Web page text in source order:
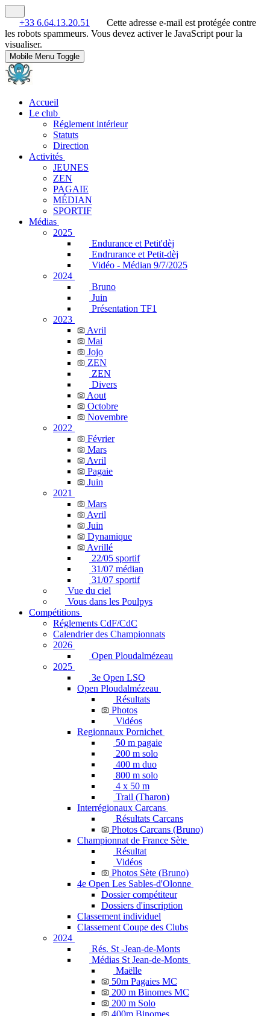
+33 6.64.13.20.51
Cette adresse e-mail est protégée contre
les robots spammeurs. Vous devez activer le JavaScript pour la
visualiser.
Mobile Menu Toggle
Accueil
Le club
Réglement intérieur
Statuts
Direction
Activités
JEUNES
ZEN
PAGAIE
MÉDIAN
SPORTIF
Médias
2025
Endurance et Petit'dèj
Endrurance et Petit-dèj
Vidéo - Médian 9/7/2025
2024
Bruno
Juin
Présentation TF1
2023
Avril
Mai
Jojo
ZEN
ZEN
Divers
Aout
Octobre
Novembre
2022
Février
Mars
Avril
Pagaie
Juin
2021
Mars
Avril
Juin
Dynamique
Avrillé
22/05 sportif
31/07 médian
31/07 sportif
Vue du ciel
Vous dans les Poulpys
Compétitions
Réglements CdF/CdC
Calendrier des Championnats
2026
Open Ploudalmézeau
2025
3e Open LSO
Open Ploudalmézeau
Résultats
Photos
Vidéos
Regionnaux Pornichet
50 m pagaie
200 m solo
400 m duo
800 m solo
4 x 50 m
Trail (Tharon)
Interrégionaux Carcans
Résultats Carcans
Photos Carcans (Bruno)
Championnat de France Sète
Résultat
Vidéos
Photos Sète (Bruno)
4e Open Les Sables-d'Olonne
Dossier compétiteur
Dossiers d'inscription
Classement individuel
Classement Coupe des Clubs
2024
Rés. St -Jean-de-Monts
Médias St Jean-de-Monts
Maëlle
50m Pagaies MC
200 m Binomes MC
200 m Solo
400m Binomes